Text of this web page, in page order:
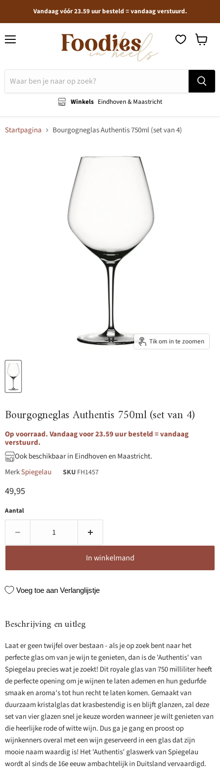
Vandaag vóór 23.59 uur besteld = vandaag verstuurd.
Winkels Eindhoven & Maastricht
Startpagina Bourgogneglas Authentis 750ml (set van 4)
Tik om in te zoomen
Bourgogneglas Authentis 750ml (set van 4)
Op voorraad. Vandaag voor 23.59 uur besteld = vandaag
verstuurd.
Ook beschikbaar in Eindhoven en Maastricht.
MerkSpiegelau SKU FH1457
Huidige prijs
49,95
Aantal
In winkelmand
Voeg toe aan Verlanglijstje
Beschrijving en uitleg
Laat er geen twijfel over bestaan - als je op zoek bent naar het
perfecte glas om van je wijn te genieten, dan is de 'Authentis' van
Spiegelau precies wat je zoekt! Dit royale glas van 750 milliliter heeft
de perfecte opening om je wijnen te laten ademen en hun gedurfde
smaak en aroma's tot hun recht te laten komen. Gemaakt van
duurzaam kristalglas dat krasbestendig is en blijft glanzen, zal deze
set van vier glazen snel je keuze worden wanneer je wilt genieten van
die heerlijke rode of witte wijn. Dus ga je gang en proost op
wijnkenners overal met een wijn geserveerd in een glas dat zijn
mooie naam waardig is! Het 'Authentis' glaswerk van Spiegelau
wordt al sinds de 16e eeuw ambachtelijk in Duitsland vervaardigd.